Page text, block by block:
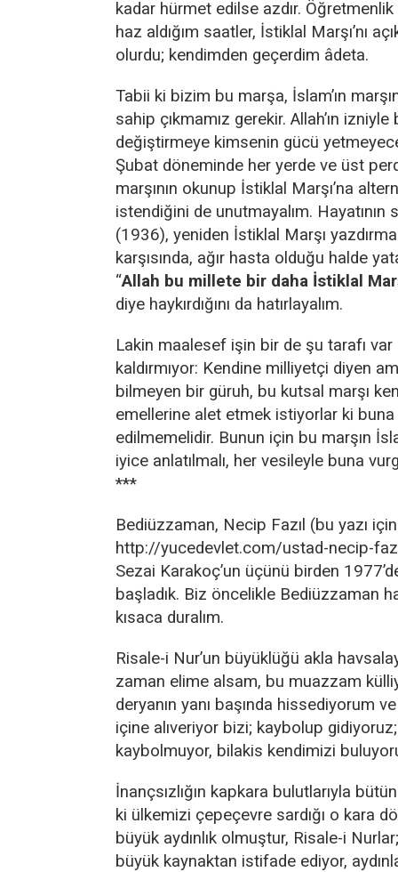
kadar hürmet edilse azdır.
haz aldığım saatler, İstiklal Marşı’nı
olurdu; kendimden geçerdim âdeta.
Tabii ki bizim bu marşa, İslam’ın
sahip çıkmamız gerekir. Allah’ın izniyle
değiştirmeye kimsenin gücü
Şubat döneminde her yerde ve üst
marşının okunup İstiklal Marşı’na
istendiğini de unutmayalım. Hayatının
(1936), yeniden İstiklal Marşı
karşısında, ağır hasta olduğu halde
“Allah bu millete bir daha İstiklal
diye haykırdığını da hatırlayalım.
Lakin maalesef işin bir de şu tarafı
kaldırmıyor: Kendine milliyetçi diyen
bilmeyen bir güruh, bu kutsal marşı
emellerine alet etmek istiyorlar ki
edilmemelidir. Bunun için bu marşın
iyice anlatılmalı, her vesileyle buna
***
Bediüzzaman, Necip Fazıl (bu yazı
http://yucedevlet.com/ustad-necip-
Sezai Karakoç’un üçünü birden
başladık. Biz öncelikle Bediüzzaman
kısaca duralım.
Risale-i Nur’un büyüklüğü akla
zaman elime alsam, bu muazzam
deryanın yanı başında hissediyorum
içine alıveriyor bizi; kaybolup gidiyoruz;
kaybolmuyor, bilakis kendimizi
İnançsızlığın kapkara bulutlarıyla
ki ülkemizi çepeçevre sardığı o kara
büyük aydınlık olmuştur, Risale-i
büyük kaynaktan istifade ediyor,